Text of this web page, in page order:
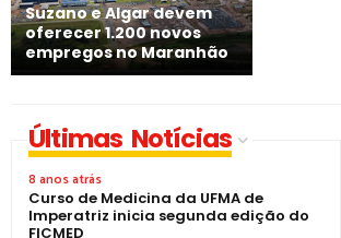
Suzano e Algar devem
oferecer 1.200 novos
empregos no Maranhão
Últimas Notícias
8 anos atrás
Curso de Medicina da UFMA de
Imperatriz inicia segunda edição do
FICMED